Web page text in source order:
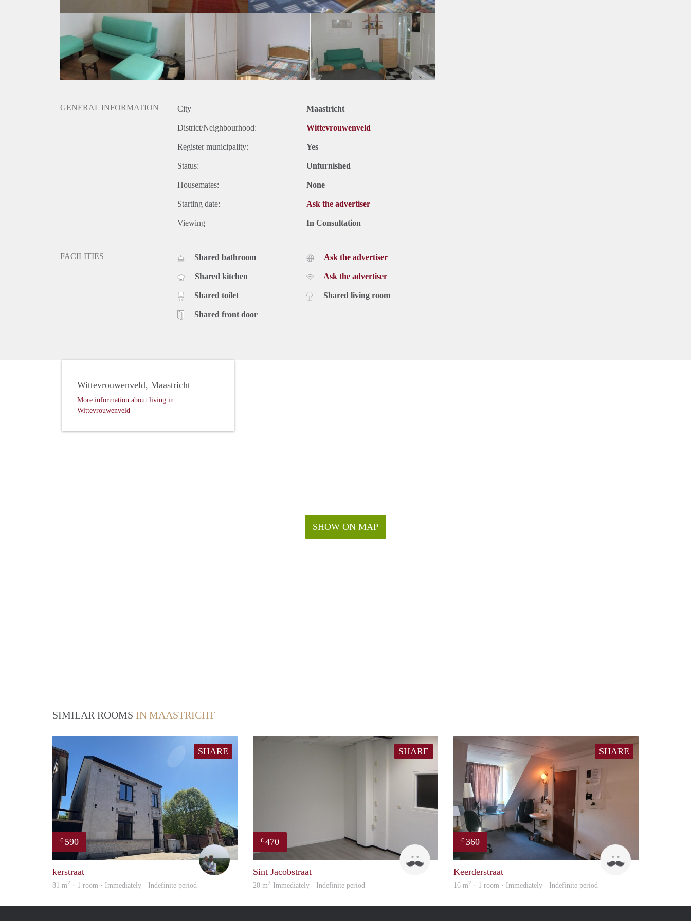
GENERAL INFORMATION City Maastricht
District/Neighbourhood: Wittevrouwenveld
Register municipality: Yes
Status: Unfurnished
Housemates: None
Starting date: Ask the advertiser
Viewing In Consultation
FACILITIES Shared bathroom
Shared kitchen
Shared toilet
Shared front door
Ask the advertiser
Ask the advertiser
Shared living room
SHOW ON MAP
Wittevrouwenveld, Maastricht
More information about living in
Wittevrouwenveld
SIMILAR ROOMS IN MAASTRICHT
SHARE
€ 590
Erwin Vossen
kerstraat
81 m2 · 1 room · Immediately - Indefinite period
SHARE
€ 470
Sint Jacobstraat
20 m2 Immediately - Indefinite period
SHARE
€ 360
Keerderstraat
16 m2 · 1 room · Immediately - Indefinite period